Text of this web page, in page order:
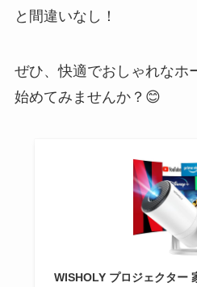
と間違いなし！
ぜひ、快適でおしゃれなホ
始めてみませんか？😊
WISHOLY プロジェクター